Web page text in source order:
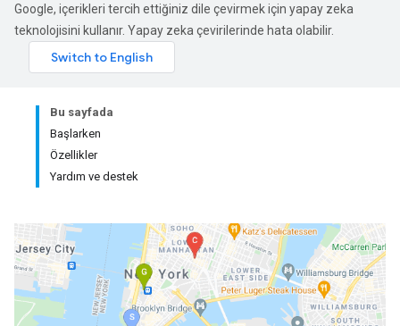
Google, içerikleri tercih ettiğiniz dile çevirmek için yapay zeka
teknolojisini kullanır. Yapay zeka çevirilerinde hata olabilir.
Bu sayfada
Başlarken
Özellikler
Yardım ve destek